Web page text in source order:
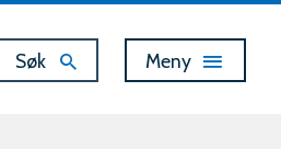
Søk Vis
Meny